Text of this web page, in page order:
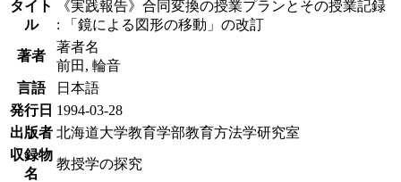
タイト
ル
《実践報告》合同変換の授業プランとその授業記録
: 「鏡による図形の移動」の改訂
著者
著者名
前田, 輪音
言語
日本語
発行日 1994-03-28
出版者 北海道大学教育学部教育方法学研究室
収録物
名
教授学の探究